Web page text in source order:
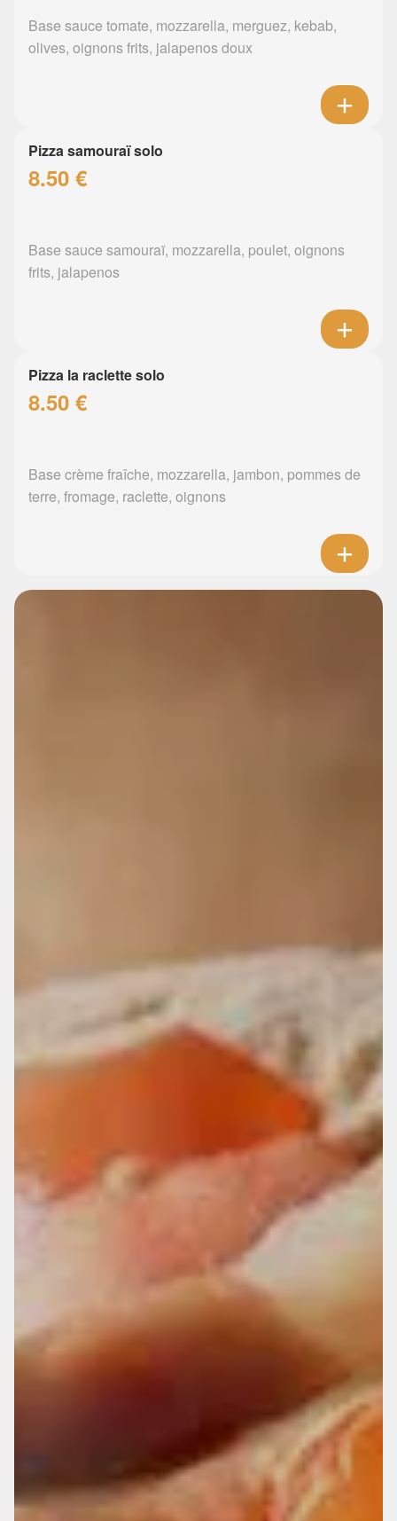
Base sauce tomate, mozzarella, merguez, kebab,
olives, oignons frits, jalapenos doux
Pizza samouraï solo
8.50 €
Base sauce samouraï, mozzarella, poulet, oignons
frits, jalapenos
Pizza la raclette solo
8.50 €
Base crème fraîche, mozzarella, jambon, pommes de
terre, fromage, raclette, oignons